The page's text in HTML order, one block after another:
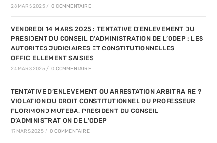
28 MARS 2025 / 0 COMMENTAIRE
VENDREDI 14 MARS 2025 : TENTATIVE D’ENLEVEMENT DU
PRESIDENT DU CONSEIL D’ADMINISTRATION DE L’ODEP : LES
AUTORITES JUDICIAIRES ET CONSTITUTIONNELLES
OFFICIELLEMENT SAISIES
24 MARS 2025 / 0 COMMENTAIRE
TENTATIVE D’ENLEVEMENT OU ARRESTATION ARBITRAIRE ?
VIOLATION DU DROIT CONSTITUTIONNEL DU PROFESSEUR
FLORIMOND MUTEBA, PRESIDENT DU CONSEIL
D’ADMINISTRATION DE L’ODEP
17 MARS 2025 / 0 COMMENTAIRE